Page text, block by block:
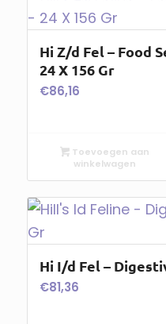
Hi Z/d Fel – Food
24 X 156 Gr
€86,16
Toevoegen aan
winkelwagen
Hi I/d Fel –
€81,36